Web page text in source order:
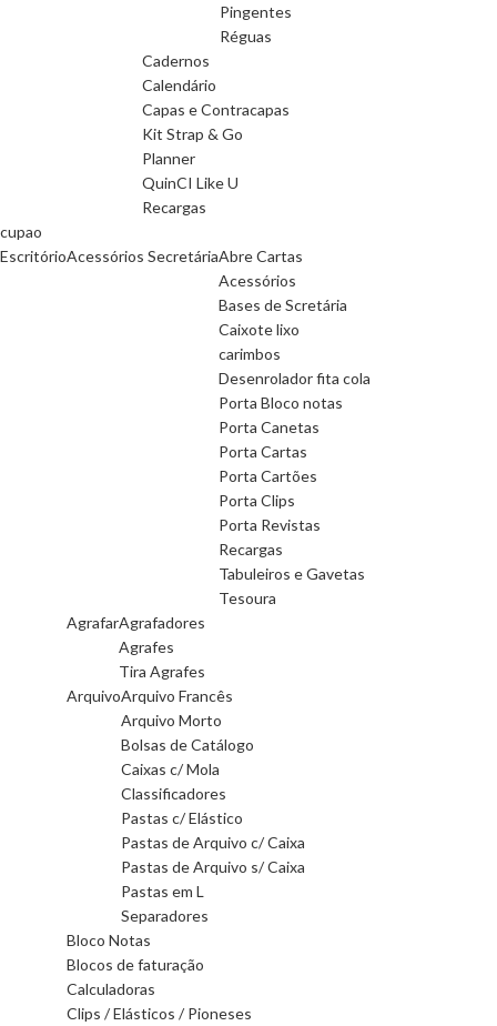
Pingentes
Réguas
Cadernos
Calendário
Capas e Contracapas
Kit Strap & Go
Planner
QuinCI Like U
Recargas
cupao
EscritórioAcessórios SecretáriaAbre Cartas
Acessórios
Bases de Scretária
Caixote lixo
carimbos
Desenrolador fita cola
Porta Bloco notas
Porta Canetas
Porta Cartas
Porta Cartões
Porta Clips
Porta Revistas
Recargas
Tabuleiros e Gavetas
Tesoura
AgrafarAgrafadores
Agrafes
Tira Agrafes
ArquivoArquivo Francês
Arquivo Morto
Bolsas de Catálogo
Caixas c/ Mola
Classificadores
Pastas c/ Elástico
Pastas de Arquivo c/ Caixa
Pastas de Arquivo s/ Caixa
Pastas em L
Separadores
Bloco Notas
Blocos de faturação
Calculadoras
Clips / Elásticos / Pioneses